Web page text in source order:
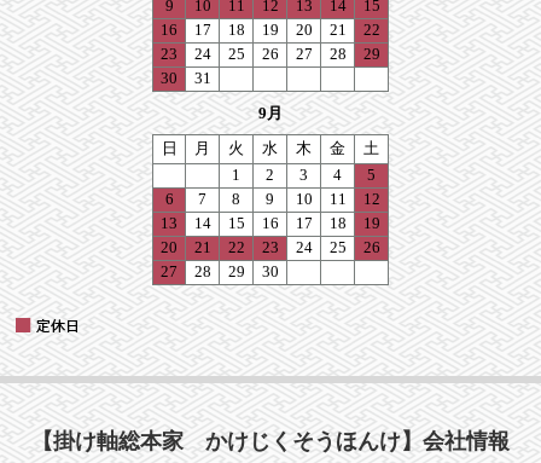
【掛け軸総本家 かけじくそうほんけ】会社情報